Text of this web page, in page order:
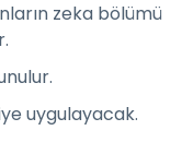
zeka bölümü
uygulayacak.